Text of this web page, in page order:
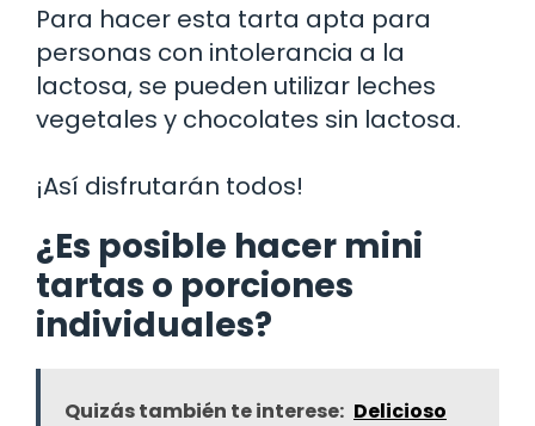
Para hacer esta tarta apta para
personas con intolerancia a la
lactosa, se pueden utilizar leches
vegetales y chocolates sin lactosa.
¡Así disfrutarán todos!
¿Es posible hacer mini
tartas o porciones
individuales?
Quizás también te interese: Delicioso